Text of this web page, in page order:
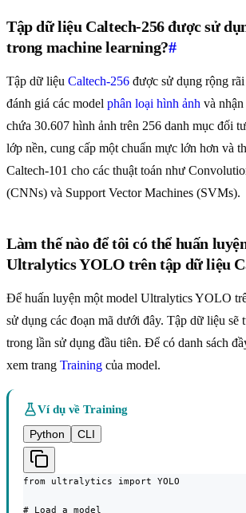
Tập dữ liệu Caltech-256 được sử
trong machine learning?#
Tập dữ liệu Caltech-256 được sử dụng rộng
đánh giá các model phân loại hình ảnh và
chứa 30.607 hình ảnh trên 256 danh mục đối
lớp nền, cung cấp một chuẩn mực lớn hơn và
Caltech-101 cho các thuật toán như
(CNNs) và Support Vector Machines (SVMs).
Làm thế nào để tôi có thể huấn
Ultralytics YOLO trên tập dữ liệu
Để huấn luyện một model Ultralytics YOLO
sử dụng các đoạn mã dưới đây. Tập dữ liệu sẽ
trong lần sử dụng đầu tiên. Để có danh sách
xem trang Training của model.
Ví dụ về Training
Python
CLI
from ultralytics import YOLO
# Load a model